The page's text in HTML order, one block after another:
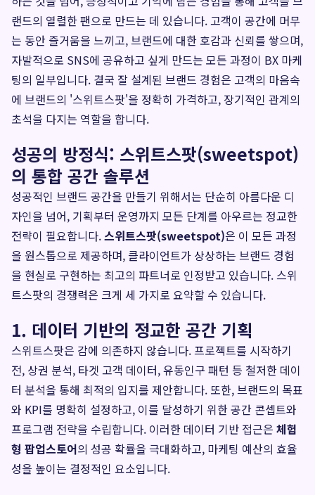
랜드의 열렬한 팬으로 만드는 데 있습니다. 고객이 공간에 머무
는 동안 즐거움을 느끼고, 브랜드에 대한 호감과 신뢰를 쌓으며,
자발적으로 SNS에 공유하고 싶게 만드는 모든 과정이 BX 마케
팅의 일부입니다. 결국 잘 설계된 브랜드 경험은 고객의 마음속
에 브랜드의 '스위트스팟'을 정확히 가격하고, 장기적인 관계의
초석을 다지는 역할을 합니다.
성공의 방정식: 스위트스팟(sweetspot)
의 통합 공간 솔루션
성공적인 브랜드 공간을 만들기 위해서는 단순히 아름다운 디
자인을 넘어, 기획부터 운영까지 모든 단계를 아우르는 정교한
전략이 필요합니다.스위트스팟(sweetspot)은 이 모든 과정
을 원스톱으로 제공하며, 클라이언트가 상상하는 브랜드 경험
을 현실로 구현하는 최고의 파트너로 인정받고 있습니다. 스위
트스팟의 경쟁력은 크게 세 가지로 요약할 수 있습니다.
1. 데이터 기반의 정교한 공간 기획
스위트스팟은 감에 의존하지 않습니다. 프로젝트를 시작하기
전, 상권 분석, 타겟 고객 데이터, 유동인구 패턴 등 철저한 데이
터 분석을 통해 최적의 입지를 제안합니다. 또한, 브랜드의 목표
와 KPI를 명확히 설정하고, 이를 달성하기 위한 공간 콘셉트와
프로그램 전략을 수립합니다. 이러한 데이터 기반 접근은 체험
형 팝업스토어의 성공 확률을 극대화하고, 마케팅 예산의 효율
성을 높이는 결정적인 요소입니다.